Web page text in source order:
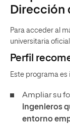
Dirección
Para acceder al
universitaria
Perfil
Este programa
Ampliar su
ingenieros
entorno